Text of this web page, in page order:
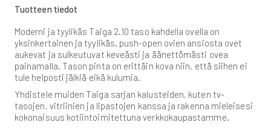
Tuotteen tiedot
Moderni ja tyylikäs Taiga 2.10 taso kahdella ovella on
yksinkertainen ja tyylikäs. push-open ovien ansiosta ovet
aukevat ja sulkeutuvat keveästi ja äänettömästi ovea
painamalla. Tason pinta on erittäin kova niin, että siihen ei
tule helposti jälkiä eikä kulumia.
Yhdistele muiden Taiga sarjan kalusteiden, kuten tv-
tasojen, vitriinien ja lipastojen kanssa ja rakenna mieleisesi
kokonaisuus kotiintoimitettuna verkkokaupastamme.